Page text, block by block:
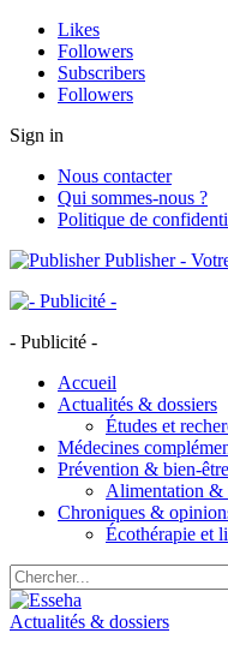
Likes
Followers
Subscribers
Followers
Sign in
Nous contacter
Qui sommes-nous ?
Politique de
Publisher -
- Publicité -
Accueil
Actualités & dossiers
Études et
Médecines
Prévention & bien-être
Alimentation &
Chroniques &
Écothérapie et
Actualités & dossiers